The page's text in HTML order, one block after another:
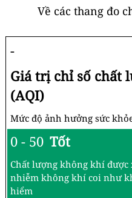
Về các thang đo
-
Giá trị chỉ số chất
(AQI)
Mức độ ảnh hưởng sức
0 - 50 Tốt
Chất lượng không khí được
nhiễm không khí coi như
hiểm